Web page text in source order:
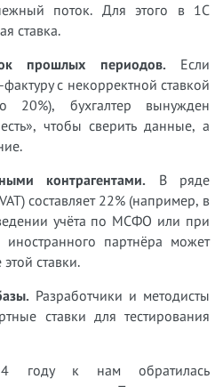
поток. Для этого в 1С
ставка.
прошлых периодов. Если
с некорректной ставкой
20%), бухгалтер вынужден
чтобы сверить данные, а
контрагентами. В ряде
составляет 22% (например, в
учёта по МСФО или при
иностранного партнёра может
ставки.
Разработчики и методисты
ставки для тестирования
году к нам обратилась